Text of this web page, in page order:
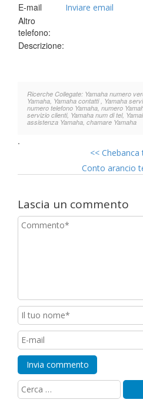
E-mail Inviare email
Altro
telefono:
Descrizione:
Ricerche Collegate: Yamaha numero
Yamaha, Yamaha contatti , Yamaha
numero telefono Yamaha, numero
servizio clienti, Yamaha num di tel,
assistenza Yamaha, chamare Yamaha
.
<<
Conto arancio
Lascia un commento